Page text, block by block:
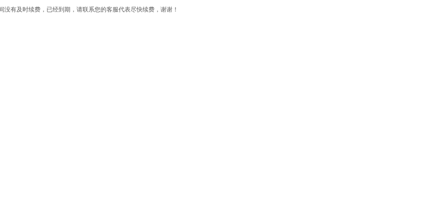
没有及时续费，已经到期，请联系您的客服代表尽快续费，谢谢！